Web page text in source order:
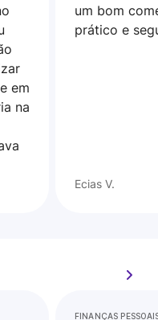
em
na
um bom
prático e
Ecias V.
FINANÇAS